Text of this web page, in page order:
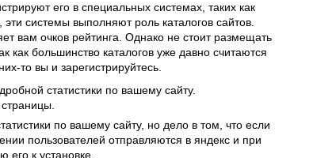
его в специальных системах, таких как
системы выполняют роль каталогов сайтов.
вам очков рейтинга. Однако не стоит размещать
как большинство каталогов уже давно считаются
то вы и зарегистрируйтесь.
статистики по вашему сайту.
по вашему сайту, но дело в том, что если
пользователей отправляются в яндекс и при
к установке.